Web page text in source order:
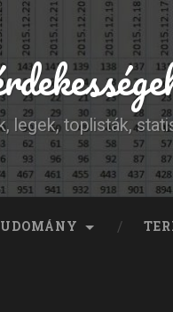
legek, toplisták,